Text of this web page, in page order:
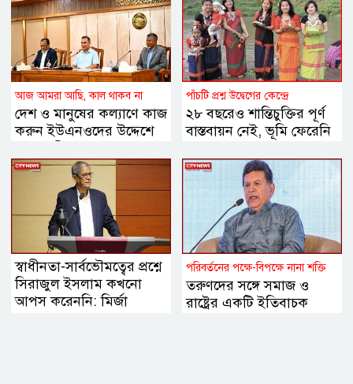
আজ আমরা আছি, কাল থাকব না
দেশ ও মানুষের কল্যাণে কাজ
করুন ইউএনওদের উদ্দেশে
পাঁচটি প্রশ্ন উদ্বেগের কেন্দ্রে
২৮ বছরেও শান্তিচুক্তির পূর্ণ
বাস্তবায়ন নেই, ভূমি ফেরেনি
অশান্তি?
স্বাধীনতা-সার্বভৌমত্বের প্রশ্নে
সিরাজুল ইসলাম কখনো
আপস করেননি: মির্জা
পরিবর্তনের পক্ষে-বিপক্ষে নানা শক্তি
তরুণদের সঙ্গে সমাজ ও
রাষ্ট্রের একটি ইতিবাচক